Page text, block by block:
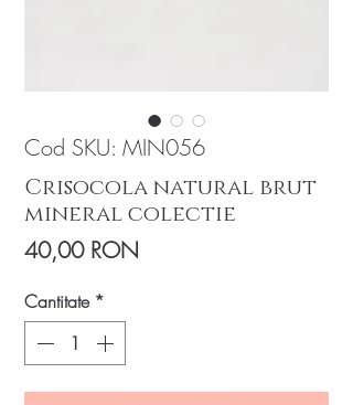
Cod SKU: MIN056
Crisocola natural brut
mineral colectie
40,00 RON
Cantitate *